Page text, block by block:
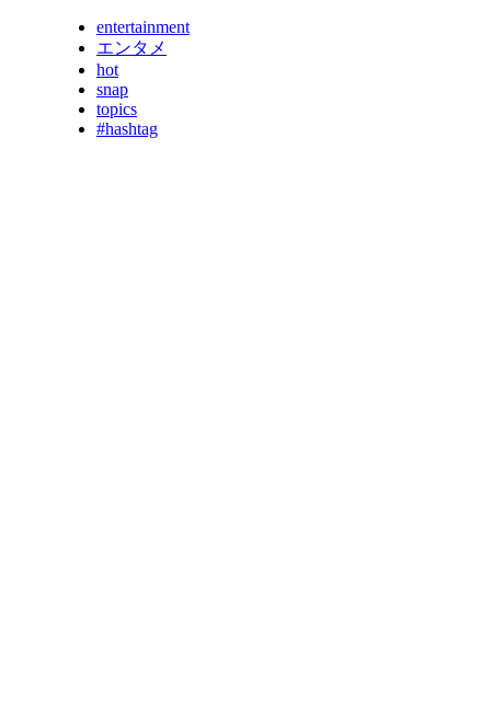
entertainment
エンタメ
hot
snap
topics
#hashtag